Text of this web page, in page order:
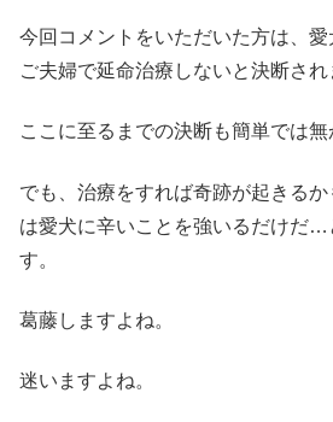
今回コメントをいただいた方は、愛
ご夫婦で延命治療しないと決断され
ここに至るまでの決断も簡単では無
でも、治療をすれば奇跡が起きる
は愛犬に辛いことを強いるだけだ
す。
葛藤しますよね。
迷いますよね。